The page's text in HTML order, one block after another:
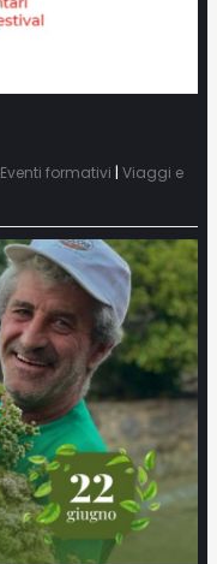
Eventi formativi | Viaggi e